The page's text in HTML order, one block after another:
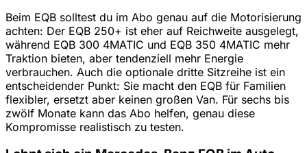
Beim EQB solltest du im Abo genau auf die Motorisierung
achten: Der EQB 250+ ist eher auf Reichweite ausgelegt,
während EQB 300 4MATIC und EQB 350 4MATIC mehr
Traktion bieten, aber tendenziell mehr Energie
verbrauchen. Auch die optionale dritte Sitzreihe ist ein
entscheidender Punkt: Sie macht den EQB für Familien
flexibler, ersetzt aber keinen großen Van. Für sechs bis
zwölf Monate kann das Abo helfen, genau diese
Kompromisse realistisch zu testen.